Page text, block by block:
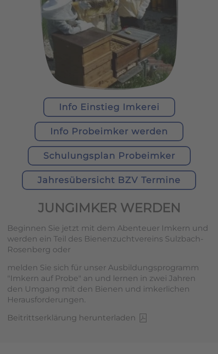
Info Einstieg Imkerei
Info Probeimker werden
Schulungsplan Probeimker
Jahresübersicht BZV Termine
JUNGIMKER WERDEN
Beginnen Sie jetzt mit dem Abenteuer Imkern und
werden ein Teil des Bienenzuchtvereins Sulzbach-
Rosenberg oder
melden Sie sich für unser Ausbildungsprogramm
"Imkern auf Probe" an und lernen in zwei Jahren
den Umgang mit den Bienen und imkerlichen
Herausforderungen.
Beitrittserklärung herunterladen